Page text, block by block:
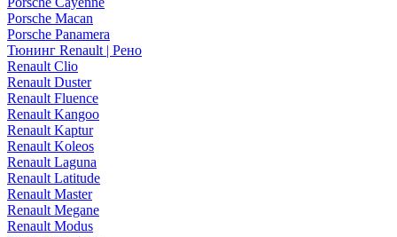
Porsche Macan
Porsche Panamera
Тюнинг Renault | Рено
Renault Clio
Renault Duster
Renault Fluence
Renault Kangoo
Renault Kaptur
Renault Koleos
Renault Laguna
Renault Latitude
Renault Master
Renault Megane
Renault Modus